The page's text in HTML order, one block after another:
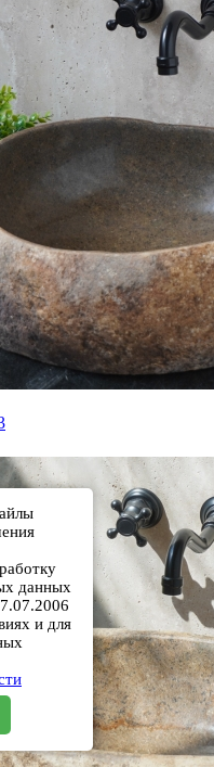
данных
и для